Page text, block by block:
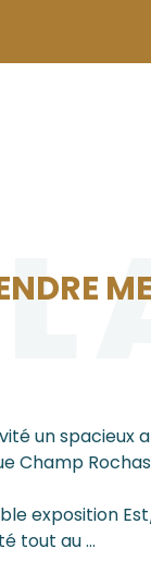
un
Champ
exposition
tout au ...